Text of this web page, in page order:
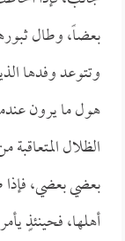
بعضاً، وطال
وتتوعد وفدها
هول ما يرون
الظلال
بعضي بعضي، فإذا
أهلها، فحينئذٍ